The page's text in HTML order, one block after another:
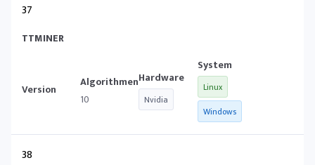
37
TTMINER
10 Nvidia
Linux
Windows
38